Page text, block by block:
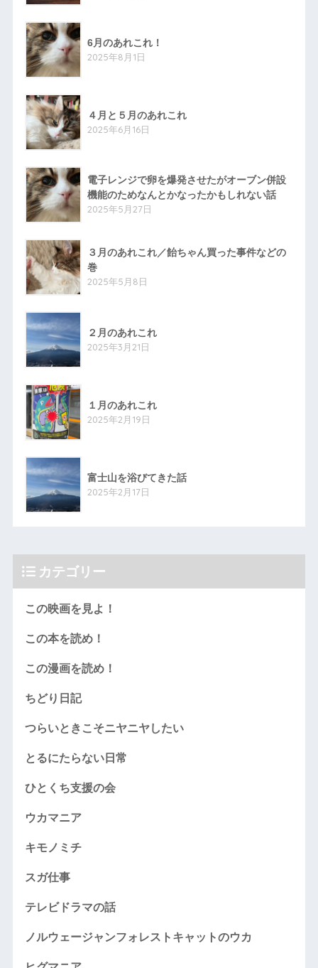
6月のあれこれ！
2025年8月1日
４月と５月のあれこれ
2025年6月16日
電子レンジで卵を爆発させたがオーブン併設
機能のためなんとかなったかもしれない話
2025年5月27日
３月のあれこれ／飴ちゃん買った事件などの
巻
2025年5月8日
２月のあれこれ
2025年3月21日
１月のあれこれ
2025年2月19日
富士山を浴びてきた話
2025年2月17日
カテゴリー
この映画を見よ！
この本を読め！
この漫画を読め！
ちどり日記
つらいときこそニヤニヤしたい
とるにたらない日常
ひとくち支援の会
ウカマニア
キモノミチ
スガ仕事
テレビドラマの話
ノルウェージャンフォレストキャットのウカ